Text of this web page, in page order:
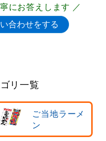
にお答えします ／
お探しですか？
ゴリでは、多彩なアイ